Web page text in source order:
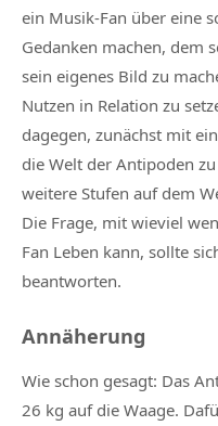
ein Musik-Fan über eine
Gedanken machen, dem
sein eigenes Bild zu
Nutzen in Relation zu
dagegen, zunächst mit
die Welt der Antipoden
weitere Stufen auf dem
Die Frage, mit wieviel
Fan Leben kann, sollte
beantworten.
Annäherung
Wie schon gesagt: Das
26 kg auf die Waage.